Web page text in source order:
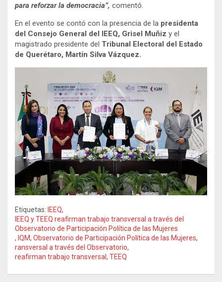
para reforzar la democracia”, comentó.
En el evento se contó con la presencia de la presidenta
del Consejo General del IEEQ, Grisel Muñiz y el
magistrado presidente del Tribunal Electoral del Estado
de Querétaro, Martín Silva Vázquez.
Etiquetas: IEEQ,
IEEQ y TEEQ reafirman trabajo transversal a través del
Observatorio de Participación Política de las Mujeres
, IQM, Observatorio de Participación Política de las Mujeres,
ransversal a través del Observatorio,
reafirman trabajo transversal, TEEQ